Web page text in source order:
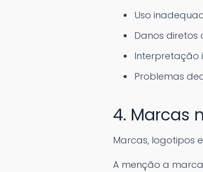
Uso
Danos diretos
Interpretação
Problemas
4. Marcas
Marcas, logotipos
A menção a